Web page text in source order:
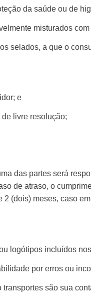
da saúde ou de
misturados
selados, a que o
e
livre resolução;
das partes será
de atraso, o
(dois) meses, caso
logótipos incluídos
por erros ou
são sua